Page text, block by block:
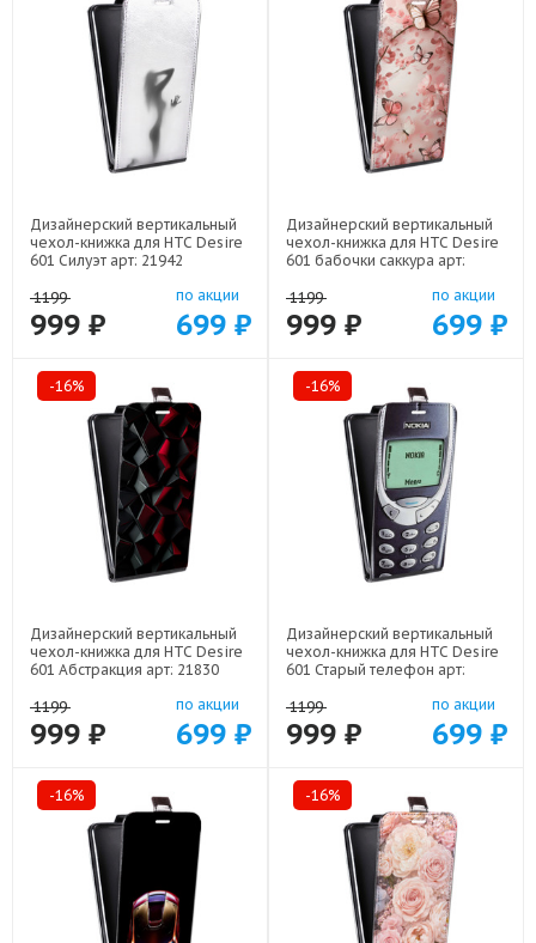
Дизайнерский вертикальный
чехол-книжка для HTC Desire
601 Силуэт арт: 21942
1199
999 ₽
по акции
699 ₽
Дизайнерский вертикальный
чехол-книжка для HTC Desire
601 бабочки саккура арт:
1199
999 ₽
по акции
699 ₽
-16%
Дизайнерский вертикальный
чехол-книжка для HTC Desire
601 Абстракция арт: 21830
1199
999 ₽
по акции
699 ₽
-16%
Дизайнерский вертикальный
чехол-книжка для HTC Desire
601 Старый телефон арт:
1199
999 ₽
по акции
699 ₽
-16% -16%